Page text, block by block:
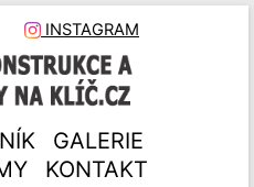
INSTAGRAM
GALERIE
KONTAKT